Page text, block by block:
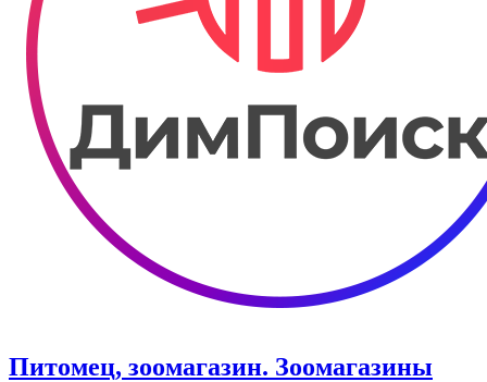
Питомец, зоомагазин. Зоомагазины